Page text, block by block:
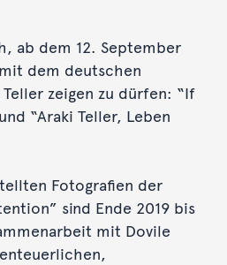
ab dem 12. September
dem deutschen
zeigen zu dürfen: “If
“Araki Teller, Leben
Fotografien der
sind Ende 2019 bis
mit Dovile